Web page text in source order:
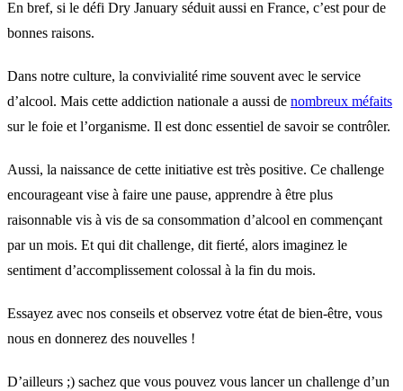
En bref, si le défi Dry January séduit aussi en France, c’est pour de
bonnes raisons.
Dans notre culture, la convivialité rime souvent avec le service
d’alcool. Mais cette addiction nationale a aussi de nombreux méfaits
sur le foie et l’organisme. Il est donc essentiel de savoir se contrôler.
Aussi, la naissance de cette initiative est très positive. Ce challenge
encourageant vise à faire une pause, apprendre à être plus
raisonnable vis à vis de sa consommation d’alcool en commençant
par un mois. Et qui dit challenge, dit fierté, alors imaginez le
sentiment d’accomplissement colossal à la fin du mois.
Essayez avec nos conseils et observez votre état de bien-être, vous
nous en donnerez des nouvelles !
D’ailleurs ;) sachez que vous pouvez vous lancer un challenge d’un